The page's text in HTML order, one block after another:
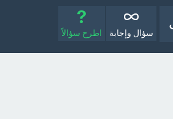
سؤال وإجابة اطرح سؤالاً